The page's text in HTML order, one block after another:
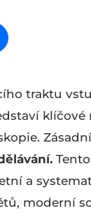
traktu
klíčové
a
moderní